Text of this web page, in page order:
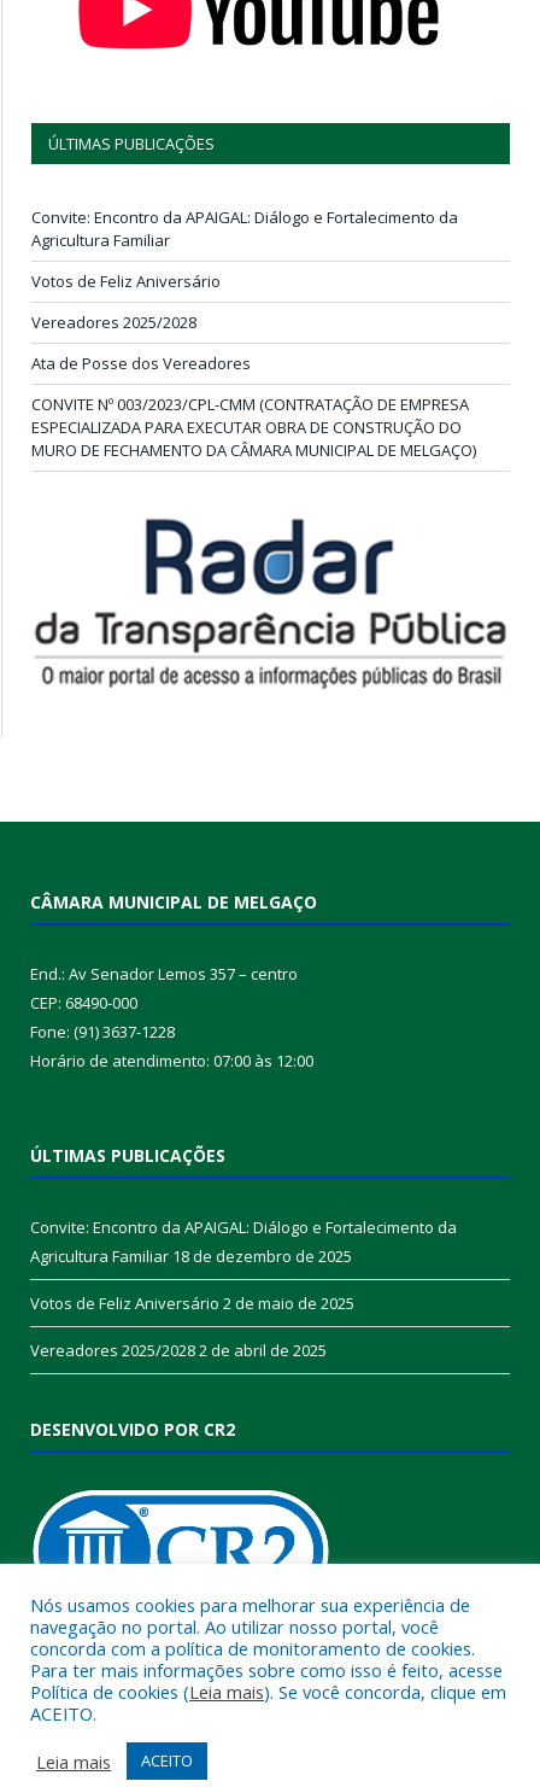
ÚLTIMAS PUBLICAÇÕES
Convite: Encontro da APAIGAL: Diálogo e Fortalecimento da
Agricultura Familiar
Votos de Feliz Aniversário
Vereadores 2025/2028
Ata de Posse dos Vereadores
CONVITE Nº 003/2023/CPL-CMM (CONTRATAÇÃO DE EMPRESA
ESPECIALIZADA PARA EXECUTAR OBRA DE CONSTRUÇÃO DO
MURO DE FECHAMENTO DA CÂMARA MUNICIPAL DE MELGAÇO)
CÂMARA MUNICIPAL DE MELGAÇO
End.: Av Senador Lemos 357 – centro
CEP: 68490-000
Fone: (91) 3637-1228
Horário de atendimento: 07:00 às 12:00
ÚLTIMAS PUBLICAÇÕES
Convite: Encontro da APAIGAL: Diálogo e Fortalecimento da
Agricultura Familiar 18 de dezembro de 2025
Votos de Feliz Aniversário 2 de maio de 2025
Vereadores 2025/20282 de abril de 2025
DESENVOLVIDO POR CR2
Muito mais quecriar siteousistema para prefeituras!
Realizamos umaassessoriacompleta, onde garantimos em
contrato que todas as exigências das
Nós usamos cookies para melhorar sua experiência de
navegação no portal. Ao utilizar nosso portal, você
concorda com a política de monitoramento de cookies.
Para ter mais informações sobre como isso é feito, acesse
Política de cookies (Leia mais). Se você concorda, clique em
ACEITO.
Leia mais
ACEITO